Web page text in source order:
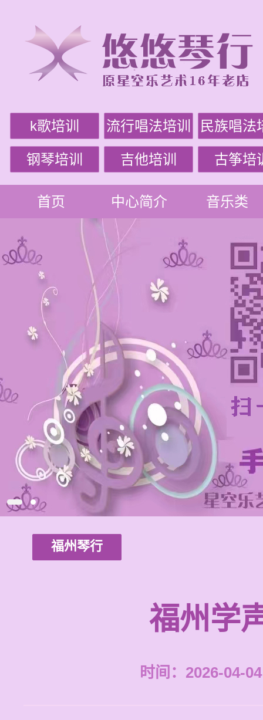
k歌培训 流行唱法培训 民族唱法
钢琴培训 吉他培训 古筝培
首页 中心简介 音乐类
福州琴行
福州学
时间：2026-04-